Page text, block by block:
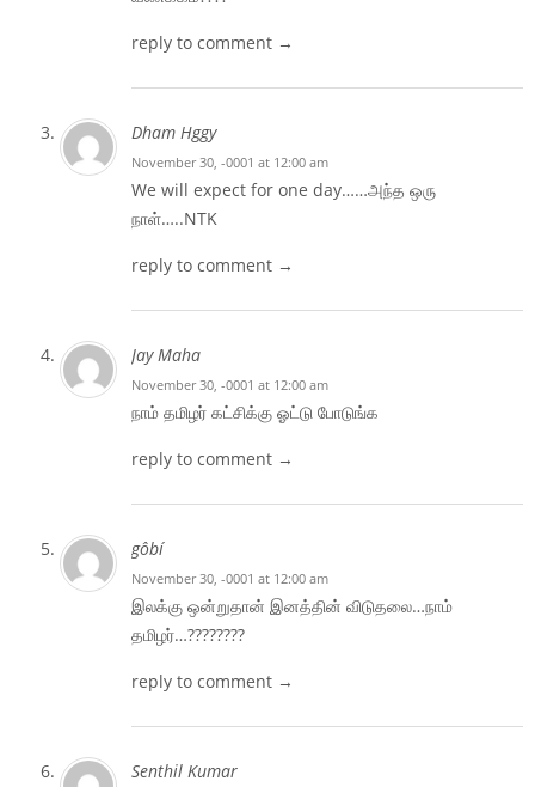
reply to comment →
Dham Hggy
November 30, -0001 at 12:00 am
We will expect for one day……அந்த ஒரு
நாள்…..NTK
reply to comment →
Jay Maha
November 30, -0001 at 12:00 am
நாம் தமிழர் கட்சிக்கு ஓட்டு போடுங்க
reply to comment →
gôbí
November 30, -0001 at 12:00 am
இலக்கு ஒன்றுதான் இனத்தின் விடுதலை…நாம்
தமிழர்…????????
reply to comment →
Senthil Kumar